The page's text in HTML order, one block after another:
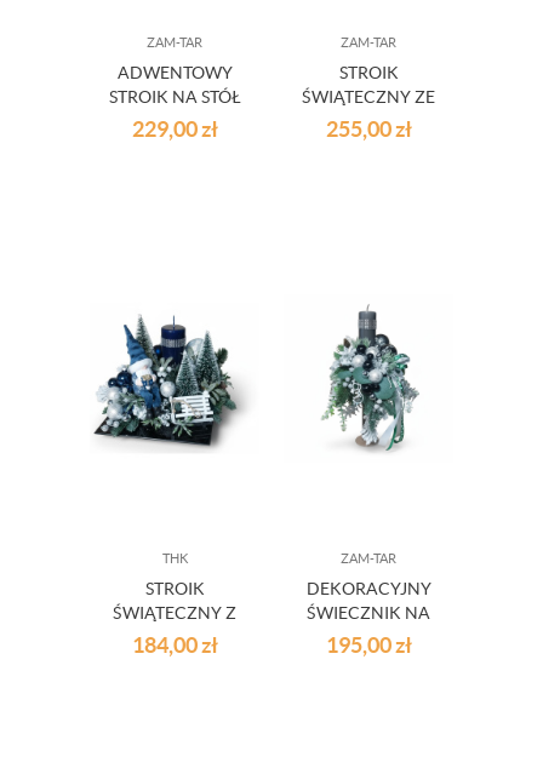
ZAM-TAR
ADWENTOWY
STROIK NA STÓŁ
CZERWONY ZE
ŚWIECAMI
229,00zł
ZAM-TAR
STROIK
ŚWIĄTECZNY ZE
ŚWIECAMI I
RENIFEREM 2507
255,00zł
THK
STROIK
ŚWIĄTECZNY Z
ANIOŁKIEM
S2509
184,00zł
ZAM-TAR
DEKORACYJNY
ŚWIECZNIK NA
NÓŻCE, STROIK
S2511
195,00zł